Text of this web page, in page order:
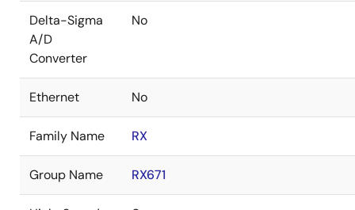
Delta-Sigma
A/D
Converter
No
Ethernet No
Family Name RX
Group Name RX671